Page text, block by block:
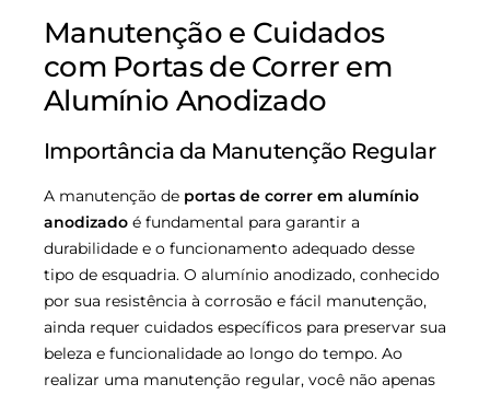
Manutenção e Cuidados
com Portas de Correr em
Alumínio Anodizado
Importância da Manutenção Regular
A manutenção de portas de correr em alumínio
anodizado é fundamental para garantir a
durabilidade e o funcionamento adequado desse
tipo de esquadria. O alumínio anodizado, conhecido
por sua resistência à corrosão e fácil manutenção,
ainda requer cuidados específicos para preservar sua
beleza e funcionalidade ao longo do tempo. Ao
realizar uma manutenção regular, você não apenas